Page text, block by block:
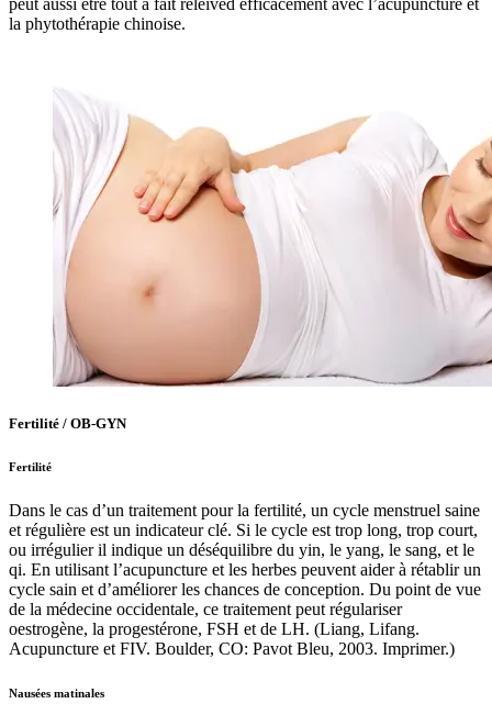
peut aussi être tout à fait releived efficacement avec l’acupuncture et
la phytothérapie chinoise.
Fertilité / OB-GYN
Fertilité
Dans le cas d’un traitement pour la fertilité, un cycle menstruel saine
et régulière est un indicateur clé. Si le cycle est trop long, trop court,
ou irrégulier il indique un déséquilibre du yin, le yang, le sang, et le
qi. En utilisant l’acupuncture et les herbes peuvent aider à rétablir un
cycle sain et d’améliorer les chances de conception. Du point de vue
de la médecine occidentale, ce traitement peut régulariser
oestrogène, la progestérone, FSH et de LH. (Liang, Lifang.
Acupuncture et FIV. Boulder, CO: Pavot Bleu, 2003. Imprimer.)
Nausées matinales